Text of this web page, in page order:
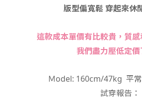
版型偏寬鬆 穿起來休
這款成本單價有比較貴，質
我們盡力壓低定
Ｍodel: 160cm/47kg 平
試穿報告：